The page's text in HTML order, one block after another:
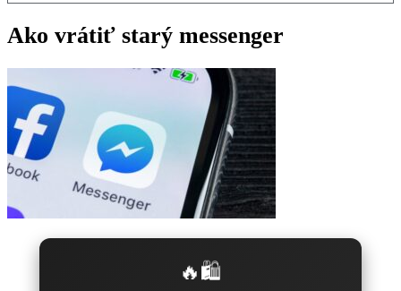
Ako vrátiť starý messenger
🔥🛍️